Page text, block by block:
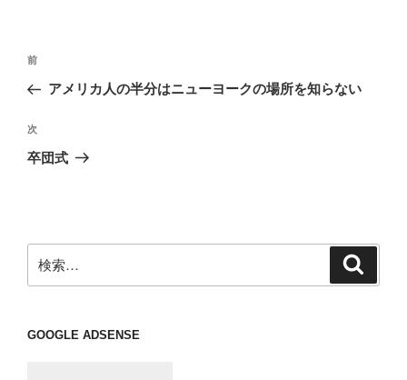
投
ナ
ビ
ゲ
ン
前
の
稿
前
アメリカ人の半分はニューヨークの場所を知らない
次
の
次
卒団式
索:
GOOGLE ADSENSE